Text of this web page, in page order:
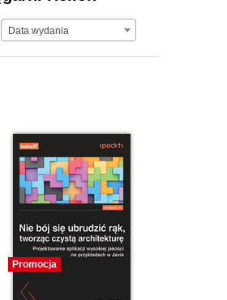
Data wydania
Data wydania
Promocja